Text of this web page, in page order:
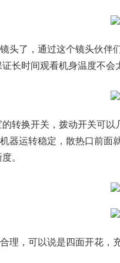
头了，通过这个镜头伙伴
长时间观看机身温度不会
转换开关，拨动开关可
器运转稳定，散热口前面
。
理，可以说是四面开花，